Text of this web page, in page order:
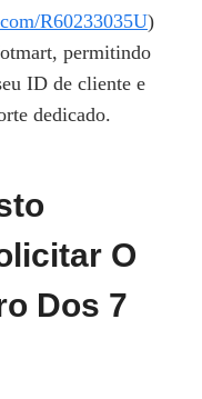
R60233035U)
permitindo
ID de cliente e
dedicado.
O
Dos 7